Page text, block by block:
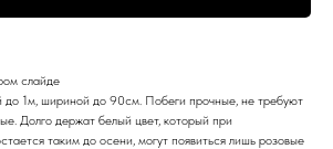
слайде
до 1м, шириной до 90см. Побеги прочные, не требуют
Долго держат белый цвет, который при
таким до осени, могут появиться лишь розовые